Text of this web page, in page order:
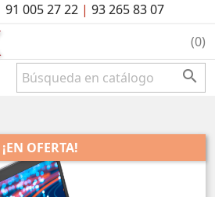
91 005 27 22| 93 265 83 07
(0)

¡EN OFERTA!